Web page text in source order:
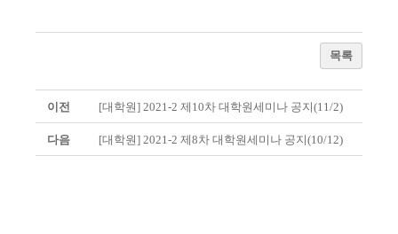
목록
이전 [대학원] 2021-2 제10차 대학원세미나 공지(11/2)
다음 [대학원] 2021-2 제8차 대학원세미나 공지(10/12)